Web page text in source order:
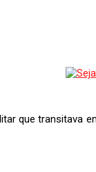
que transitava